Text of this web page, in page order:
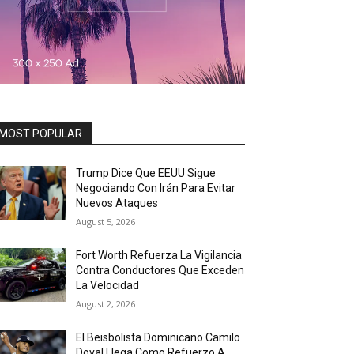
POPULAR
Trump Dice Que EEUU Sigue
Negociando Con Irán Para Evitar
Nuevos Ataques
August 5, 2026
Fort Worth Refuerza La Vigilancia
Contra Conductores Que Exceden
La Velocidad
August 2, 2026
El Beisbolista Dominicano Camilo